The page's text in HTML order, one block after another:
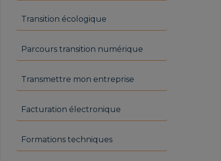
Transition écologique
Parcours transition numérique
Transmettre mon entreprise
Facturation électronique
Formations techniques